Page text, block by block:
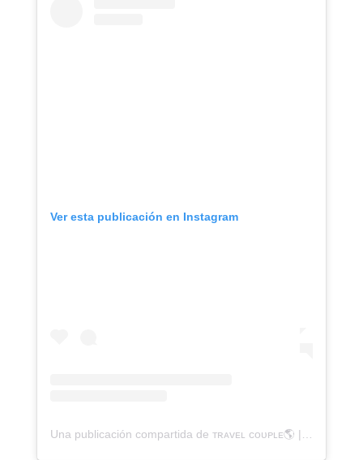
Ver esta publicación en Instagram